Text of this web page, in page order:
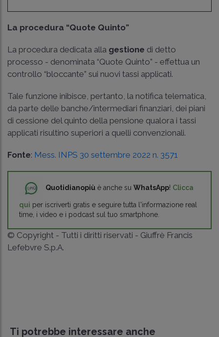
La procedura “Quote Quinto”
La procedura dedicata alla gestione di detto
processo - denominata “Quote Quinto” - effettua un
controllo “bloccante” sui nuovi tassi applicati.
Tale funzione inibisce, pertanto, la notifica telematica,
da parte delle banche/intermediari finanziari, dei piani
di cessione del quinto della pensione qualora i tassi
applicati risultino superiori a quelli convenzionali.
Fonte: Mess. INPS 30 settembre 2022 n. 3571
Quotidianopiù è anche su WhatsApp! Clicca
qui per iscriverti gratis e seguire tutta l'informazione real
time, i video e i podcast sul tuo smartphone.
© Copyright - Tutti i diritti riservati - Giuffrè Francis
Lefebvre S.p.A.
Ti potrebbe interessare anche